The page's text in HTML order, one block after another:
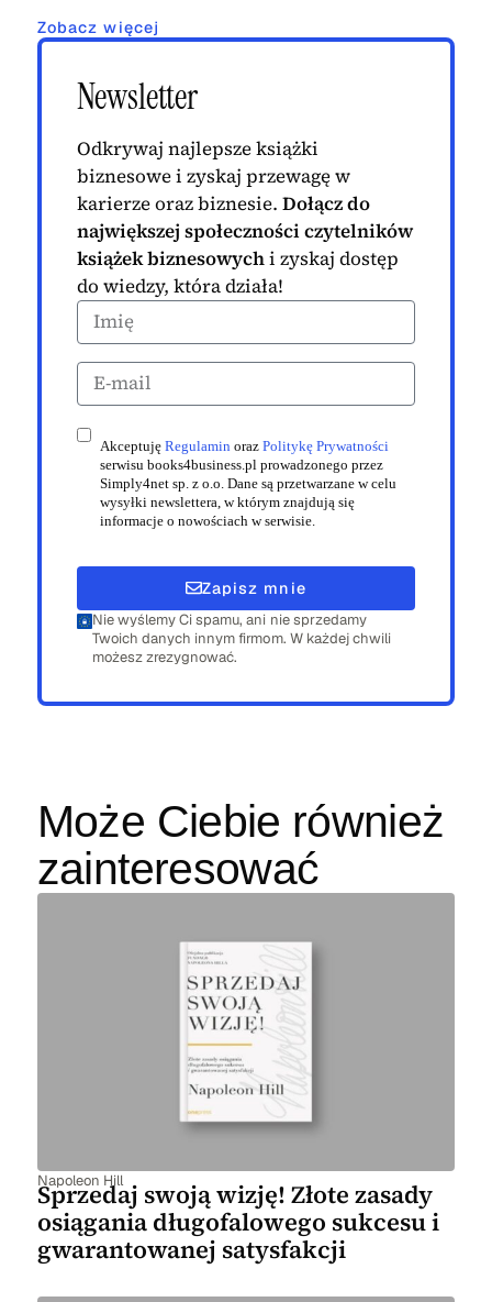
Zobacz więcej
Newsletter
Odkrywaj najlepsze książki
biznesowe i zyskaj przewagę w
karierze oraz biznesie. Dołącz do
największej społeczności czytelników
książek biznesowychi zyskaj dostęp
do wiedzy, która działa!
Akceptuję Regulamin oraz Politykę Prywatności
serwisu books4business.pl prowadzonego przez
Simply4net sp. z o.o. Dane są przetwarzane w celu
wysyłki newslettera, w którym znajdują się
informacje o nowościach w serwisie.
Zapisz mnie
Nie wyślemy Ci spamu, ani nie sprzedamy
Twoich danych innym firmom. W każdej chwili
możesz zrezygnować.
Może Ciebie również
zainteresować
Napoleon Hill
Sprzedaj swoją wizję! Złote zasady
osiągania długofalowego sukcesu i
gwarantowanej satysfakcji